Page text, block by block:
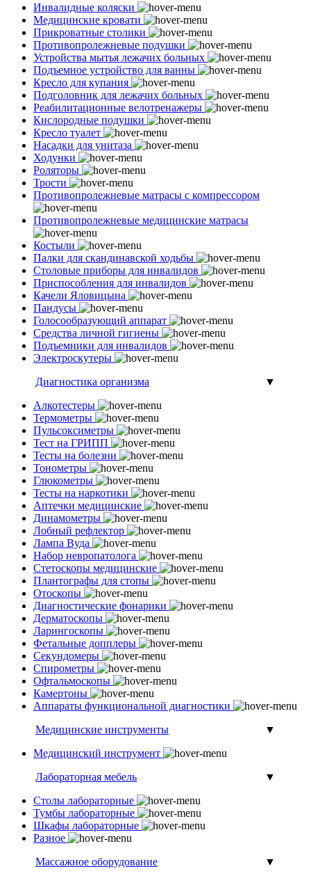
Инвалидные коляски
Медицинские кровати
Прикроватные столики
Противопролежневые подушки
Устройства мытья лежачих больных
Подъемное устройство для ванны
Кресло для купания
Подголовник для лежачих больных
Реабилитационные велотренажеры
Кислородные подушки
Кресло туалет
Насадки для унитаза
Ходунки
Роляторы
Трости
Противопролежневые матрасы с компрессором
Противопролежневые медицинские матрасы
Костыли
Палки для скандинавской ходьбы
Столовые приборы для инвалидов
Приспособления для инвалидов
Качели Яловицына
Пандусы
Голосообразующий аппарат
Средства личной гигиены
Подъемники для инвалидов
Электроскутеры
Диагностика организма
▼
Алкотестеры
Термометры
Пульсоксиметры
Тест на ГРИПП
Тесты на болезни
Тонометры
Глюкометры
Тесты на наркотики
Аптечки медицинские
Динамометры
Лобный рефлектор
Лампа Вуда
Набор невропатолога
Стетоскопы медицинские
Плантографы для стопы
Отоскопы
Диагностические фонарики
Дерматоскопы
Ларингоскопы
Фетальные допплеры
Секундомеры
Спирометры
Офтальмоскопы
Камертоны
Аппараты функциональной диагностики
Медицинские инструменты
▼
Медицинский инструмент
Лабораторная мебель
▼
Столы лабораторные
Тумбы лабораторные
Шкафы лабораторные
Разное
Массажное оборудование
▼